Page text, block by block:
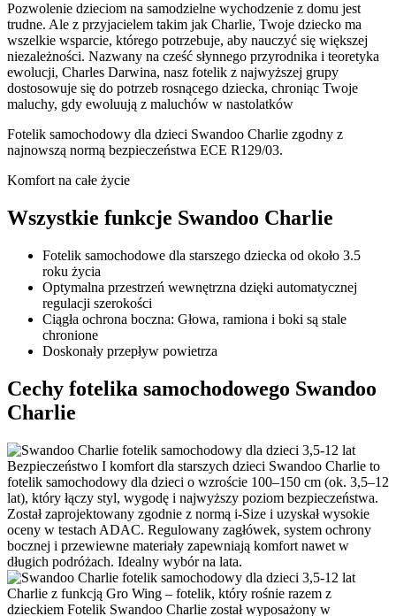
Pozwolenie dzieciom na samodzielne wychodzenie z domu jest
trudne. Ale z przyjacielem takim jak Charlie, Twoje dziecko ma
wszelkie wsparcie, którego potrzebuje, aby nauczyć się większej
niezależności. Nazwany na cześć słynnego przyrodnika i teoretyka
ewolucji, Charles Darwina, nasz fotelik z najwyższej grupy
dostosowuje się do potrzeb rosnącego dziecka, chroniąc Twoje
maluchy, gdy ewoluują z maluchów w nastolatków
Fotelik samochodowy dla dzieci Swandoo Charlie zgodny z
najnowszą normą bezpieczeństwa ECE R129/03.
Komfort na całe życie
Wszystkie funkcje Swandoo Charlie
Fotelik samochodowe dla starszego dziecka od około 3.5
roku życia
Optymalna przestrzeń wewnętrzna dzięki automatycznej
regulacji szerokości
Ciągła ochrona boczna: Głowa, ramiona i boki są stale
chronione
Doskonały przepływ powietrza
Cechy fotelika samochodowego Swandoo
Charlie
Bezpieczeństwo I komfort dla starszych dzieci Swandoo Charlie to
fotelik samochodowy dla dzieci o wzroście 100–150 cm (ok. 3,5–12
lat), który łączy styl, wygodę i najwyższy poziom bezpieczeństwa.
Został zaprojektowany zgodnie z normą i-Size i uzyskał wysokie
oceny w testach ADAC. Regulowany zagłówek, system ochrony
bocznej i przewiewne materiały zapewniają komfort nawet w
długich podróżach. Idealny wybór na lata.
Charlie z funkcją Gro Wing – fotelik, który rośnie razem z
dzieckiem Fotelik Swandoo Charlie został wyposażony w